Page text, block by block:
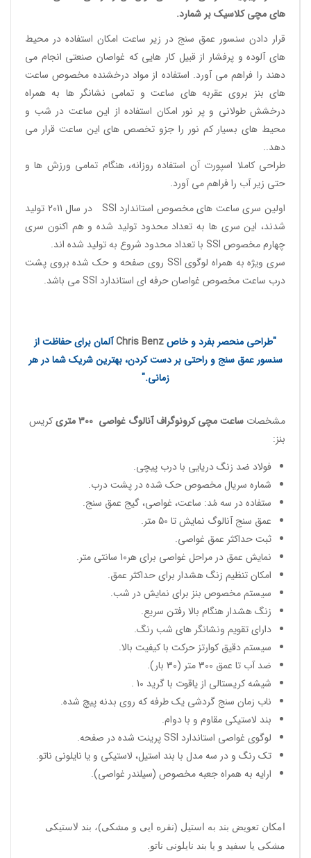
های مچی کلاسیکبر شمارد.
قرار دادن سنسور عمق سنج در زیر ساعت امکان استفاده در محیط
های آلوده و پرفشار از قبیل کار هایی که غواصان صنعتی انجام می
دهند را فراهم می آورد. استفاده از مواد درخشنده مخصوص ساعت
های بنز بروی عقربه های ساعت و تمامی نشانگر ها به همراه
درخشش طولانی و پر نور امکان استفاده از این ساعت در شب و
محیط های بسیار کم نور را جزو تخصص های این ساعت قرار می
دهد..
طراحی کاملا اسپورت آن استفاده روزانه، هنگام تمامی ورزش ها و
حتی زیر آب را فراهم می آورد.
اولین سری ساعت های مخصوص استاندارد
در سال 2011 تولید
شدند، این سری ها به تعداد محدود تولید شده و هم اکنون سری
چهارم مخصوص SSI با تعداد محدود شروع به تولید شده اند.
سری ویژه به همراه لوگوی SSI روی صفحه و حک شده بروی پشت
درب ساعت مخصوص غواصان حرفه ای استاندارد SSI می باشد.
"طراحی منحصر بفرد و خاصChris Benzآلمان برای حفاظت از
سنسور عمق سنج و راحتی بر دست کردن، بهترین شریک شما در هر
زمانی."
مشخصات ساعت مچی کرونوگراف آنالوگ غواصی 300 متری
کریس
بنز:
فولاد ضد زنگ دریایی با درب پیچی.
شماره سریال مخصوص حک شده در پشت درب.
ستفاده در سه مُد: ساعت، غواصی، گیج عمق سنج.
عمق سنج آنالوگ نمایش تا 50 متر.
ثبت حداکثر عمق غواصی.
نمایش عمق در مراحل غواصی برای هر10 سانتی متر.
امکان تنظیم زنگ هشدار برای حداکثر عمق.
سیستم مخصوص بنز برای نمایش در شب.
زنگ هشدار هنگام بالا رفتن سریع.
دارای تقویم ونشانگر های شب رنگ.
سیستم دقیق کوارتز حرکت با کیفیت بالا.
ضد آب تا عمق 300 متر (30 بار).
شیشه کریستالی از یاقوت با گرید 10 .
ناب زمان سنج گردشی یک طرفه که روی بدنه پیچ شده.
بند لاستیکی مقاوم و با دوام.
لوگوی غواصی استاندارد SSI پرینت شده در صفحه.
تک رنگ و در سه مدل با بند استیل، لاستیکی و یا نایلونی ناتو.
ارایه به همراه جعبه مخصوص (سیلندر غواصی).
امکان تعویض بند به استیل (نقره ایی و مشکی)، بند لاستیکی
مشکی یا سفید و یا بند نایلونی ناتو.